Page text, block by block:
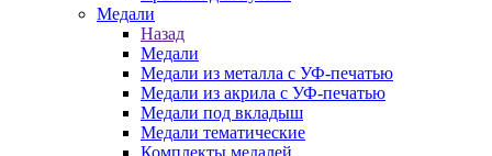
Медали
Назад
Медали
Медали из металла с УФ-печатью
Медали из акрила с УФ-печатью
Медали под вкладыш
Медали тематические
Комплекты медалей